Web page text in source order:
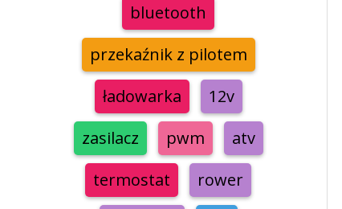
bluetooth
przekaźnik z pilotem
ładowarka
12v
zasilacz
pwm
atv
termostat
rower